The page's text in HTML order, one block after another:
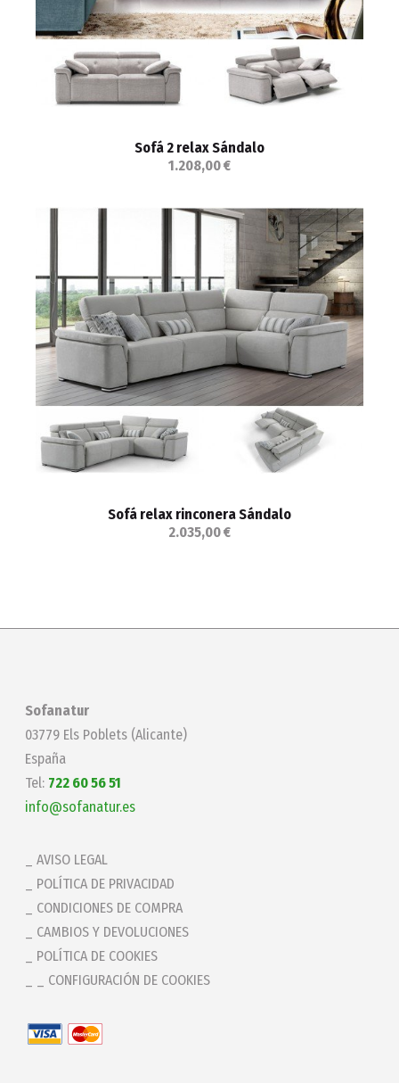
Sofá 2 relax Sándalo
1.208,00 €
Sofá relax rinconera Sándalo
2.035,00 €
Sofanatur
03779 Els Poblets (Alicante)
España
Tel: 722 60 56 51
info@sofanatur.es
AVISO LEGAL
POLÍTICA DE PRIVACIDAD
CONDICIONES DE COMPRA
CAMBIOS Y DEVOLUCIONES
POLÍTICA DE COOKIES
_ CONFIGURACIÓN DE COOKIES